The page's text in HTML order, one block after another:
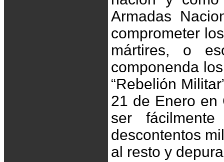
Armadas
comprometer
mártires, o
componenda
“Rebelión
21 de Enero en
ser
descontentos
al resto y